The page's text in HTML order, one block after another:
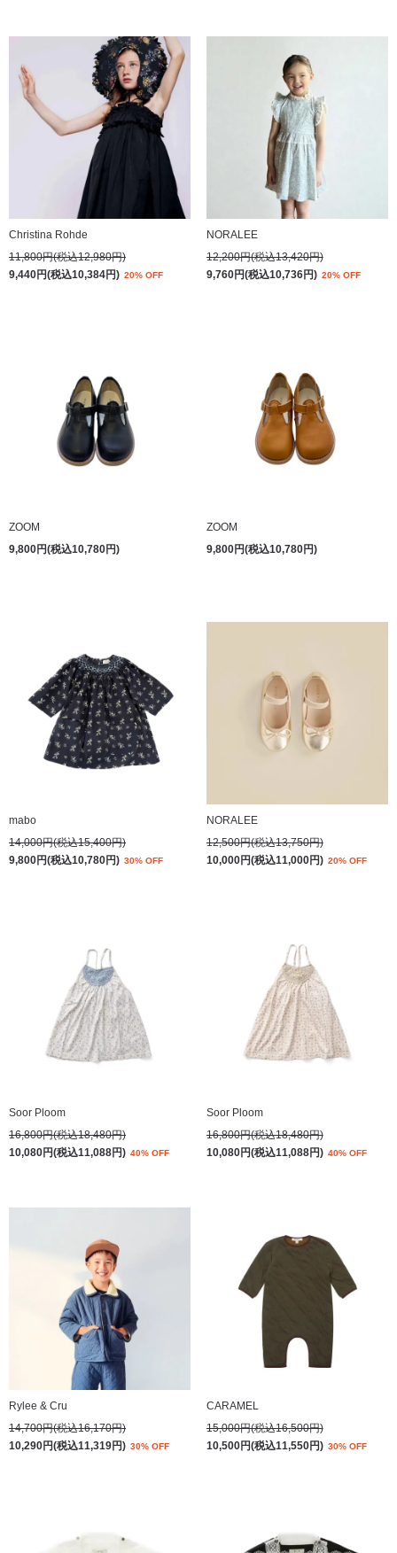
Christina Rohde
11,800円(税込12,980円)
9,440円(税込10,384円) 20% OFF
NORALEE
12,200円(税込13,420円)
9,760円(税込10,736円) 20% OFF
ZOOM
9,800円(税込10,780円)
ZOOM
9,800円(税込10,780円)
mabo
14,000円(税込15,400円)
9,800円(税込10,780円) 30% OFF
NORALEE
12,500円(税込13,750円)
10,000円(税込11,000円) 20% OFF
Soor Ploom
16,800円(税込18,480円)
10,080円(税込11,088円) 40% OFF
Soor Ploom
16,800円(税込18,480円)
10,080円(税込11,088円) 40% OFF
Rylee & Cru
14,700円(税込16,170円)
10,290円(税込11,319円) 30% OFF
CARAMEL
15,000円(税込16,500円)
10,500円(税込11,550円) 30% OFF